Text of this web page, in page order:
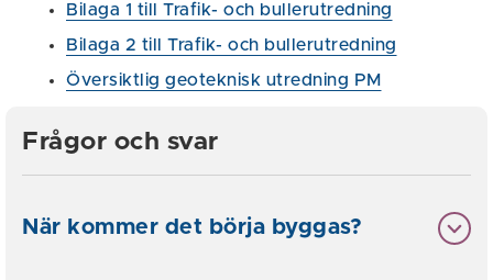
Bilaga 1 till Trafik- och bullerutredning
Bilaga 2 till Trafik- och bullerutredning
Översiktlig geoteknisk utredning PM
Frågor och svar
När kommer det börja byggas?